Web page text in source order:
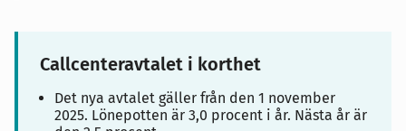
Callcenteravtalet i korthet
Det nya avtalet gäller från den 1 november
2025. Lönepotten är 3,0 procent i år. Nästa år är